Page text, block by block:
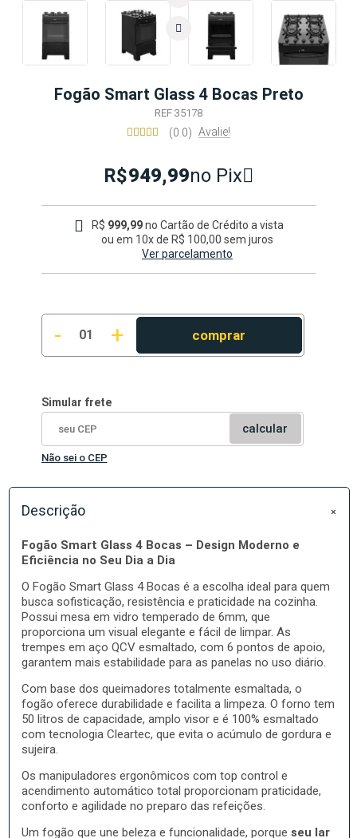
Fogão Smart Glass 4 Bocas Preto
REF 35178
(0.0) Avalie!
R$949,99no Pix
R$ 999,99no Cartão de Crédito a vista
ou em 10x de R$ 100,00 sem juros
Ver parcelamento
1x
R$ 999,99
3x
R$ 333,33
- 01 + comprar
Simular frete
calcular
Não sei o CEP
Descrição
Fogão Smart Glass 4 Bocas – Design Moderno e
Eficiência no Seu Dia a Dia
O Fogão Smart Glass 4 Bocas é a escolha ideal para quem
busca sofisticação, resistência e praticidade na cozinha.
Possui mesa em vidro temperado de 6mm, que
proporciona um visual elegante e fácil de limpar. As
trempes em aço QCV esmaltado, com 6 pontos de apoio,
garantem mais estabilidade para as panelas no uso diário.
Com base dos queimadores totalmente esmaltada, o
fogão oferece durabilidade e facilita a limpeza. O forno tem
50 litros de capacidade, amplo visor e é 100% esmaltado
com tecnologia Cleartec, que evita o acúmulo de gordura e
sujeira.
Os manipuladores ergonômicos com top control e
acendimento automático total proporcionam praticidade,
conforto e agilidade no preparo das refeições.
Um fogão que une beleza e funcionalidade, porqueseu lar